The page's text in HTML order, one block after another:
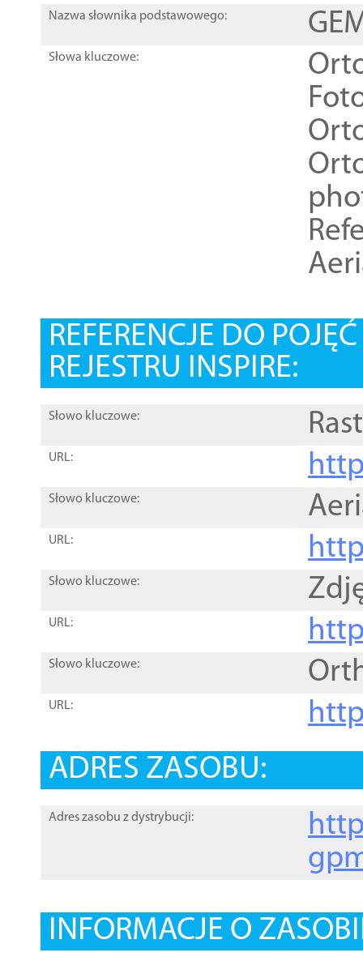
Nazwa słownika podstawowego:
Słowa kluczowe:
REFERENCJE DO
REJESTRU INSPIRE:
Słowo kluczowe:
URL:
Słowo kluczowe:
URL:
Słowo kluczowe:
URL:
Słowo kluczowe:
URL:
ADRES ZASOBU:
Adres zasobu z dystrybucji:
INFORMACJE O